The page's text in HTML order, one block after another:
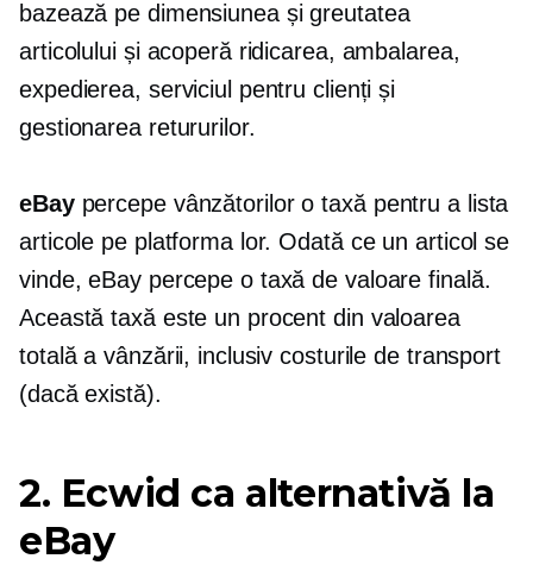
bazează pe dimensiunea și greutatea
articolului și acoperă ridicarea, ambalarea,
expedierea, serviciul pentru clienți și
gestionarea retururilor.
eBaypercepe vânzătorilor o taxă pentru a lista
articole pe platforma lor. Odată ce un articol se
vinde, eBay percepe o taxă de valoare finală.
Această taxă este un procent din valoarea
totală a vânzării, inclusiv costurile de transport
(dacă există).
2. Ecwid ca alternativă la
eBay